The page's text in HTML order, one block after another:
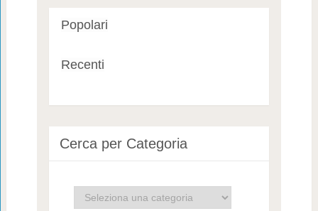
Popolari
Recenti
Cerca per Categoria
Cerca
per